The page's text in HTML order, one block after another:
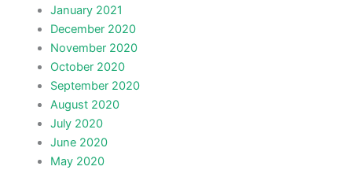
January 2021
December 2020
November 2020
October 2020
September 2020
August 2020
July 2020
June 2020
May 2020